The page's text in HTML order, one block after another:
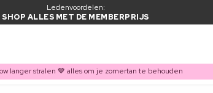
Ledenvoordelen:
SHOP ALLES MET DE MEMBERPRIJS
langer stralen 🤎 alles om je zomertan te behouden